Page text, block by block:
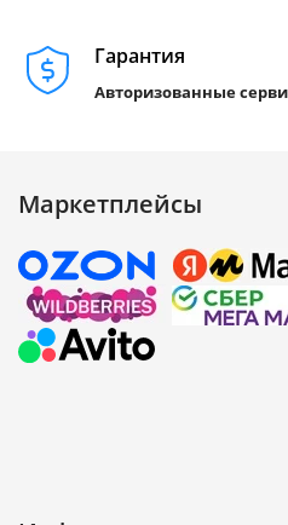
Гарантия
Авторизованные
Маркетплейсы